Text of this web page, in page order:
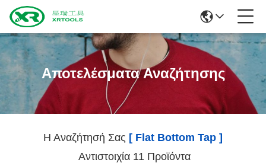
Αποτελέσματα Αναζήτησης
Η Αναζήτησή Σας [ Flat Bottom Tap ]
Αντιστοιχία 11 Προϊόντα